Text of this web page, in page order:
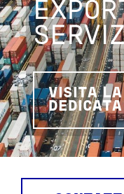
VISITA LA
DEDICATA